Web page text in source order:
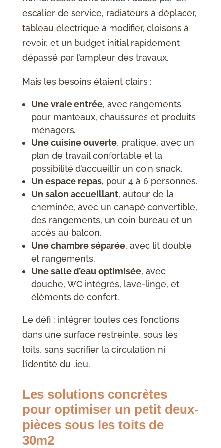
escalier de service, radiateurs à déplacer,
tableau électrique à modifier, cloisons à
revoir, et un budget initial rapidement
dépassé par l’ampleur des travaux.
Mais les besoins étaient clairs :
Une vraie entrée, avec rangements
pour manteaux, chaussures et produits
ménagers.
Une cuisine ouverte, pratique, avec un
plan de travail confortable et la
possibilité d’accueillir un coin snack.
Un espace repas,pour 4 à 6 personnes.
Un salon accueillant, autour de la
cheminée, avec un canapé convertible,
des rangements, un coin bureau et un
accès au balcon.
Une chambre séparée, avec lit double
et rangements.
Une salle d’eau optimisée, avec
douche, WC intégrés, lave-linge, et
éléments de confort.
Le défi : intégrer toutes ces fonctions
dans une surface restreinte, sous les
toits, sans sacrifier la circulation ni
l’identité du lieu.
Les solutions concrètes
pour optimiser un petit deux-
pièces sous les toits de
30m2